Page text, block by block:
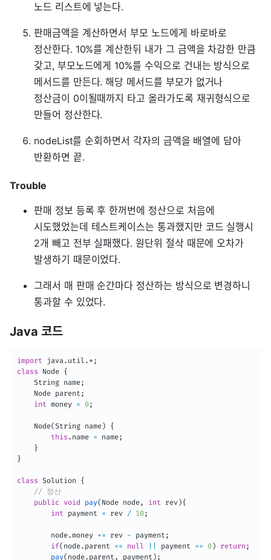
노드 리스트에 넣는다.
판매금액을 계산하면서 부모 노드에게 바로바로
정산한다. 10%를 계산한뒤 내가 그 금액을 차감한 만큼
갖고, 부모노드에게 10%를 수익으로 건내는 방식으로
메서드를 만든다. 해당 메서드를 부모가 없거나
정산금이 0이될때까지 타고 올라가도록 재귀형식으로
만들어 정산한다.
nodeList를 순회하면서 각자의 금액을 배열에 담아
반환하면 끝.
Trouble
판매 정보 등록 후 한꺼번에 정산으로 처음에
시도했었는데 테스트케이스는 통과했지만 코드 실행시
2개 빼고 전부 실패했다. 원단위 절삭 때문에 오차가
발생하기 때문이었다.
그래서 매 판매 순간마다 정산하는 방식으로 변경하니
통과할 수 있었다.
Java 코드
import java . util . * ;
class
Node {
String name;
Node parent ;
int money = 0;
Node(String name )
{
this . name = name;
}
}
class Solution
{
// 정산
public
void pay( Node node, int rev ){
int payment = rev / 10;
        node
.money += rev - payment ;
if( node. parent == null payment == 0 ) return ;
pay( node. parent , payment ) ;